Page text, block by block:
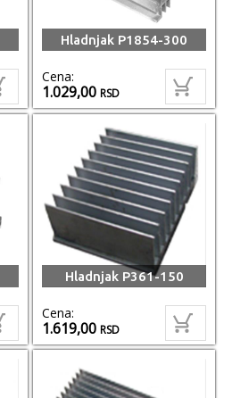
Hladnjak P1854-300
Cena:
1.029,00RSD
Hladnjak P361-150
Cena:
1.619,00RSD